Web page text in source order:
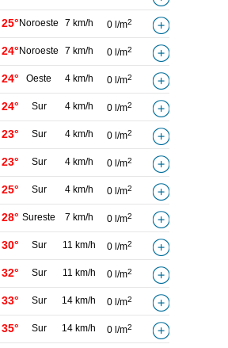
25° Noroeste 7 km/h 0 l/m2
24° Noroeste 7 km/h 0 l/m2
24° Oeste 4 km/h 0 l/m2
24° Sur 4 km/h 0 l/m2
23° Sur 4 km/h 0 l/m2
23° Sur 4 km/h 0 l/m2
25° Sur 4 km/h 0 l/m2
28° Sureste 7 km/h 0 l/m2
30° Sur 11 km/h 0 l/m2
32° Sur 11 km/h 0 l/m2
33° Sur 14 km/h 0 l/m2
35° Sur 14 km/h 0 l/m2